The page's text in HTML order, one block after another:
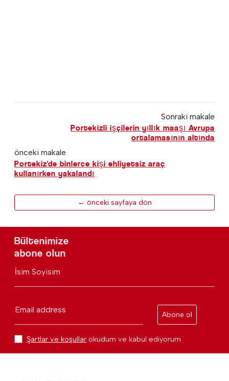
Sonraki makale
Portekizli işçilerin yıllık maaşı Avrupa
ortalamasının altında
önceki makale
Portekiz'de binlerce kişi ehliyetsiz araç
kullanırken yakalandı
← önceki sayfaya dön
Bültenimize
abone olun
İsim Soyisim
Email address
Abone ol
Şartlar ve koşullar okudum ve kabul ediyorum